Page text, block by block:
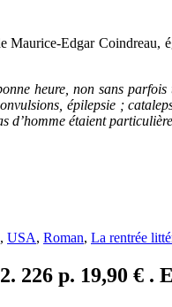
Maurice-Edgar Coindreau,
heure, non sans
épilepsie ;
d’homme étaient
, USA, Roman, La rentrée
226 p. 19,90 € .